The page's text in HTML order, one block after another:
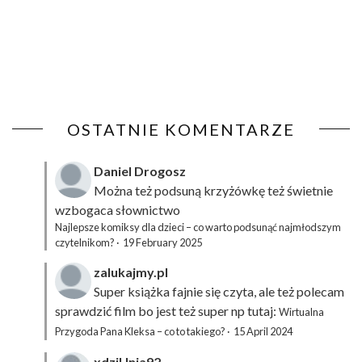
OSTATNIE KOMENTARZE
Daniel Drogosz
Można też podsuną krzyżówkęteż świetnie
wzbogaca słownictwo
Najlepsze komiksy dla dzieci – co warto podsunąć najmłodszym
czytelnikom? · 19 February 2025
zalukajmy.pl
Super książka fajnie się czyta, ale też polecam
sprawdzić film bo jest też super np tutaj: Wirtualna
Przygoda Pana Kleksa – co to takiego? · 15 April 2024